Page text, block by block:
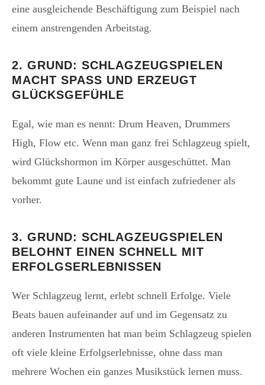
eine ausgleichende Beschäftigung zum Beispiel nach
einem anstrengenden Arbeitstag.
2. GRUND: SCHLAGZEUGSPIELEN
MACHT SPASS UND ERZEUGT G
LÜCKSGEFÜHLE
Egal, wie man es nennt: Drum Heaven, Drummers
High, Flow etc. Wenn man ganz frei Schlagzeug spielt,
wird Glückshormon im Körper ausgeschüttet. Man
bekommt gute Laune und ist einfach zufriedener als
vorher.
3. GRUND: SCHLAGZEUGSPIELEN
BELOHNT EINEN SCHNELL MIT
ERFOLGSERLEBNISSEN
Wer Schlagzeug lernt, erlebt schnell Erfolge. Viele
Beats bauen aufeinander auf und im Gegensatz zu
anderen Instrumenten hat man beim Schlagzeug spielen
oft viele kleine Erfolgserlebnisse, ohne dass man
mehrere Wochen ein ganzes Musikstück lernen muss.